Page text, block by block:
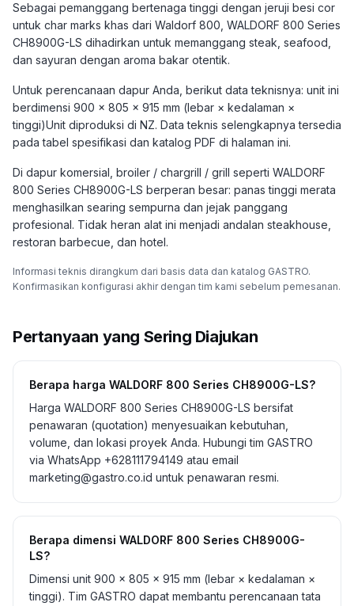
Sebagai pemanggang bertenaga tinggi dengan jeruji besi cor
untuk char marks khas dari Waldorf 800, WALDORF 800 Series
CH8900G-LS dihadirkan untuk memanggang steak, seafood,
dan sayuran dengan aroma bakar otentik.
Untuk perencanaan dapur Anda, berikut data teknisnya: unit ini
berdimensi 900 × 805 × 915 mm (lebar × kedalaman ×
tinggi)Unit diproduksi di NZ. Data teknis selengkapnya tersedia
pada tabel spesifikasi dan katalog PDF di halaman ini.
Di dapur komersial, broiler / chargrill / grill seperti WALDORF
800 Series CH8900G-LS berperan besar: panas tinggi merata
menghasilkan searing sempurna dan jejak panggang
profesional. Tidak heran alat ini menjadi andalan steakhouse,
restoran barbecue, dan hotel.
Informasi teknis dirangkum dari basis data dan katalog GASTRO.
Konfirmasikan konfigurasi akhir dengan tim kami sebelum pemesanan.
Pertanyaan yang Sering Diajukan
Berapa harga WALDORF 800 Series CH8900G-LS?
Harga WALDORF 800 Series CH8900G-LS bersifat
penawaran (quotation) menyesuaikan kebutuhan,
volume, dan lokasi proyek Anda. Hubungi tim GASTRO
via WhatsApp +628111794149 atau email
marketing@gastro.co.id untuk penawaran resmi.
Berapa dimensi WALDORF 800 Series CH8900G-
LS?
Dimensi unit 900 × 805 × 915 mm (lebar × kedalaman ×
tinggi). Tim GASTRO dapat membantu perencanaan tata